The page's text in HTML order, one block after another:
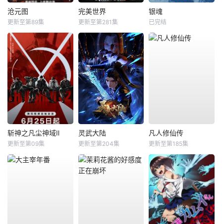
沧元图
更新至第89集
完美世界
更新至第281集
银魂
已完结
斩神之凡尘神域Ⅱ
更新至第09集
灵武大陆
更新至第204集
凡人修仙传
更新至第185集